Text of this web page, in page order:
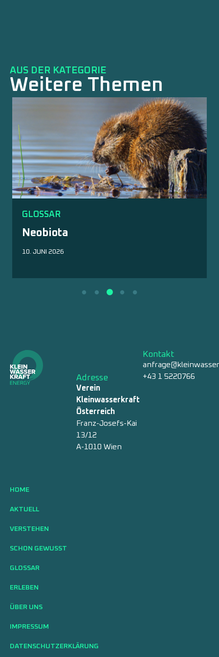
AUS DER KATEGORIE
Weitere Themen
GLOSSAR
Neobiota
10. JUNI 2026
Adresse
Verein
Kleinwasserkraft
Österreich
Franz-Josefs-Kai
13/12
A-1010 Wien
Kontakt
+43 1 5220766
HOME
AKTUELL
VERSTEHEN
SCHON GEWUSST
GLOSSAR
ERLEBEN
ÜBER UNS
IMPRESSUM
DATENSCHUTZERKLÄRUNG